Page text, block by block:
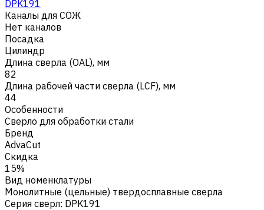
DPK191
Каналы для СОЖ
Нет каналов
Посадка
Цилиндр
Длина сверла (OAL), мм
82
Длина рабочей части сверла (LCF), мм
44
Особенности
Сверло для обработки стали
Бренд
AdvaCut
Скидка
15%
Вид номенклатуры
Монолитные (цельные) твердосплавные сверла
Серия сверл: DPK191